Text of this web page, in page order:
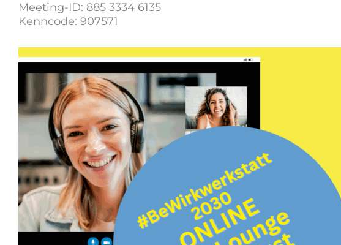
Meeting-ID: 885 3334 6135
Kenncode: 907571